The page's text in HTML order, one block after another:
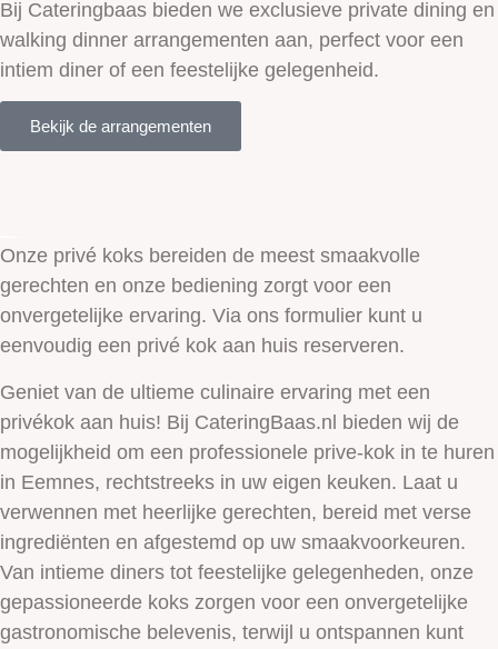
Bij Cateringbaas bieden we exclusieve private dining en
walking dinner arrangementen aan, perfect voor een
intiem diner of een feestelijke gelegenheid.
Bekijk de arrangementen
Onze privé koks bereiden de meest smaakvolle
gerechten en onze bediening zorgt voor een
onvergetelijke ervaring. Via ons formulier kunt u
eenvoudig een privé kok aan huis reserveren.
Geniet van de ultieme culinaire ervaring met een
privékok aan huis! Bij CateringBaas.nl bieden wij de
mogelijkheid om een professionele prive-kok in te huren
in Eemnes, rechtstreeks in uw eigen keuken. Laat u
verwennen met heerlijke gerechten, bereid met verse
ingrediënten en afgestemd op uw smaakvoorkeuren.
Van intieme diners tot feestelijke gelegenheden, onze
gepassioneerde koks zorgen voor een onvergetelijke
gastronomische belevenis, terwijl u ontspannen kunt